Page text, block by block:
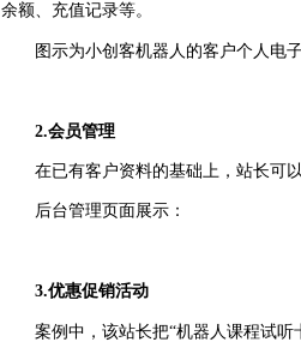
余额、充值记录等。
图示为小创客机器人的客户个人电
2.会员管理
在已有客户资料的基础上，站长可
后台管理页面展示：
3.优惠促销活动
案例中，该站长把“机器人课程试